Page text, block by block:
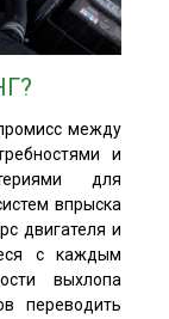
между
и
для
впрыска
двигателя и
с каждым
выхлопа
переводить